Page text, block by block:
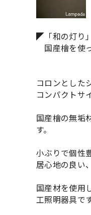
◤「和の灯り」
国産檜を使
コロンとした
コンパクトサ
国産檜の無垢
す。
小ぶりで個性
居心地の良い
国産材を使用
工照明器具です